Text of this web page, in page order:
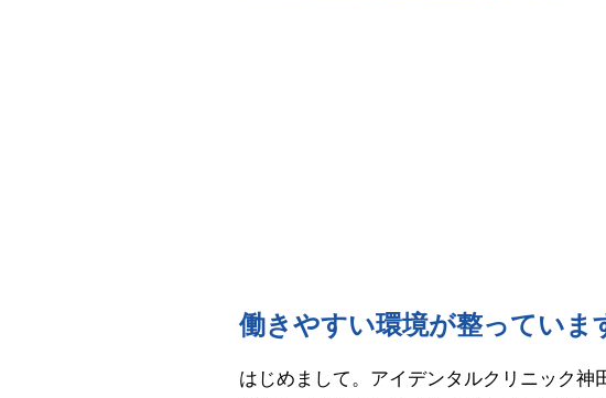
働きやすい環境が整っていま
はじめまして。アイデンタルクリニック神